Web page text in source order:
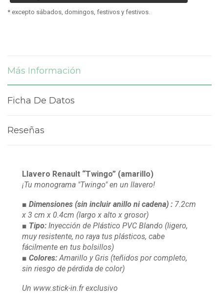
* excepto sábados, domingos, festivos y festivos.
Más Información
Ficha De Datos
Reseñas
Llavero Renault “Twingo” (amarillo)
¡Tu monograma "Twingo" en un llavero!
■ Dimensiones (sin incluir anillo ni cadena) : 7.2cm
x 3 cm x 0.4cm (largo x alto x grosor)
■ Tipo: Inyección de Plástico PVC Blando (ligero,
muy resistente, no raya tus plásticos, cabe
fácilmente en tus bolsillos)
■ Colores: Amarillo y Gris (teñidos por completo,
sin riesgo de pérdida de color)
Un www.stick-in.fr exclusivo